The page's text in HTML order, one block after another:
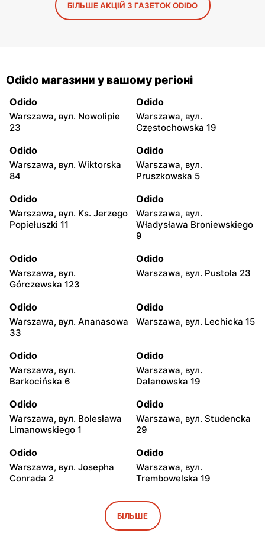
БІЛЬШЕ АКЦІЙ З ГАЗЕТОК ODIDO
Odido магазини у вашому регіоні
Odido
Warszawa, вул. Nowolipie
23
Odido
Warszawa, вул.
Częstochowska 19
Odido
Warszawa, вул. Wiktorska
84
Odido
Warszawa, вул.
Pruszkowska 5
Odido
Warszawa, вул. Ks. Jerzego
Popiełuszki 11
Odido
Warszawa, вул.
Władysława Broniewskiego
9
Odido
Warszawa, вул.
Górczewska 123
Odido
Warszawa, вул. Pustola 23
Odido
Warszawa, вул. Ananasowa
33
Odido
Warszawa, вул. Lechicka 15
Odido
Warszawa, вул.
Barkocińska 6
Odido
Warszawa, вул.
Dalanowska 19
Odido
Warszawa, вул. Bolesława
Limanowskiego 1
Odido
Warszawa, вул. Studencka
29
Odido
Warszawa, вул. Josepha
Conrada 2
Odido
Warszawa, вул.
Trembowelska 19
Odido
Warszawa, вул. Safony 1
БІЛЬШЕ